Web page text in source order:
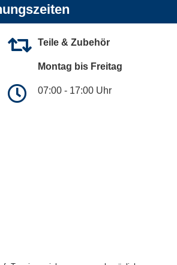
Teile & Zubehör
Montag bis Freitag
07:00 - 17:00 Uhr